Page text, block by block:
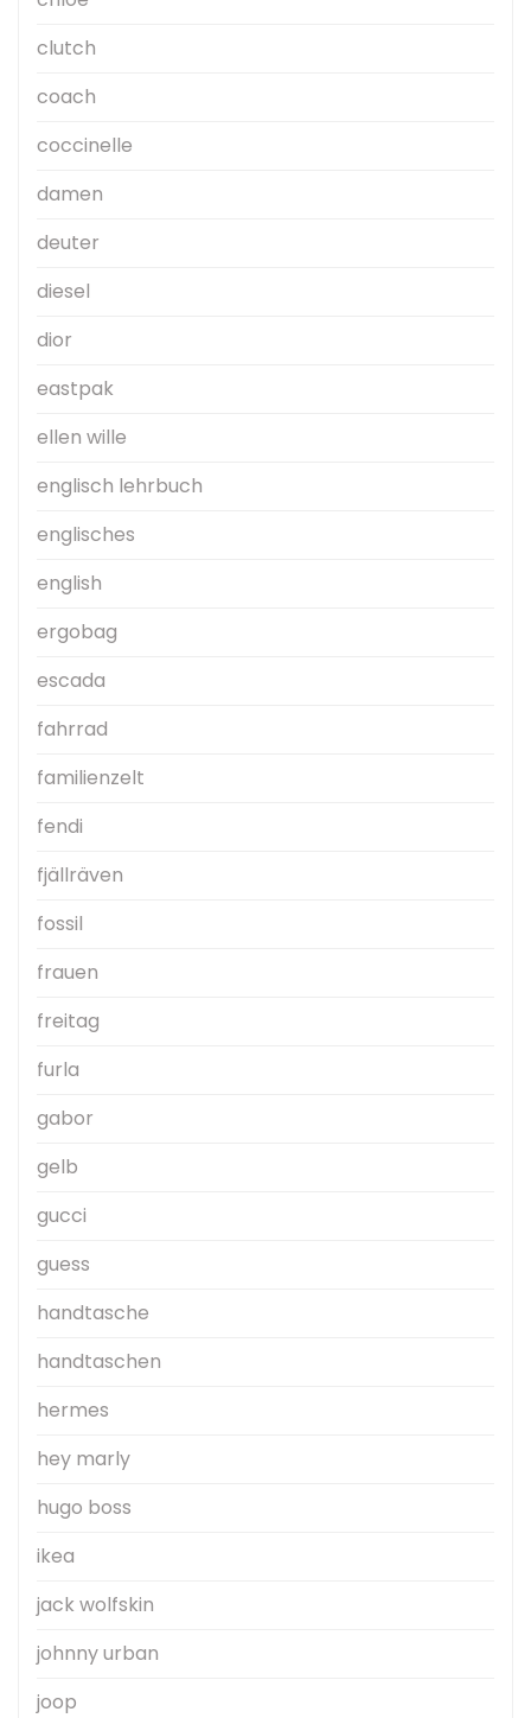
clutch
coach
coccinelle
damen
deuter
diesel
dior
eastpak
ellen wille
englisch lehrbuch
englisches
english
ergobag
escada
fahrrad
familienzelt
fendi
fjällräven
fossil
frauen
freitag
furla
gabor
gelb
gucci
guess
handtasche
handtaschen
hermes
hey marly
hugo boss
ikea
jack wolfskin
johnny urban
joop